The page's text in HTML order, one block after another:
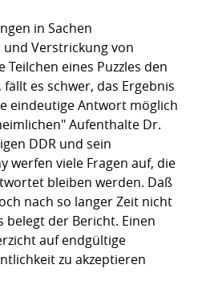
in Sachen
Verstrickung von
eines Puzzles den
es schwer, das Ergebnis
eindeutige Antwort möglich
Aufenthalte Dr.
DDR und sein
werfen viele Fragen auf, die
bleiben werden. Daß
nach so langer Zeit nicht
der Bericht. Einen
auf endgültige
zu akzeptieren